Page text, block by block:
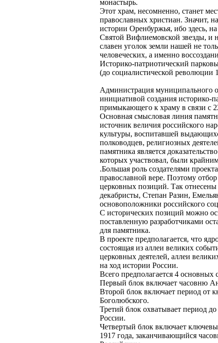
монастырь.
Этот храм, несомненно, станет
православных христиан. Значит,
истории Оренбуржья, ибо здесь,
Святой Вифлиемовской звезды, и
славен уголок земли нашей не
человеческих, а именно
Историко-патриотический
(до социалистической революции
Администрация муниципального
инициативой создания историко-
примыкающего к храму в связи с
Основная смысловая линия
источник величия российского
культуры, воспитавшей
полководцев, религиозных
памятника является
которых участвовал, были
.Большая роль создателями
православной вере. Поэтому
церковных позиций. Так
декабристы, Степан Разин,
основоположники российского
С исторических позиций можно
поставленную разработчиками
для памятника.
В проекте предполагается, что
состоящая из аллеи великих
церковных деятелей, аллеи
на ход истории России.
Всего предполагается 4
Первый блок включает часовню
Второй блок включает период от
Боголюбского.
Третий блок охватывает период
России.
Четвертый блок включает
1917 года, заканчивающийся